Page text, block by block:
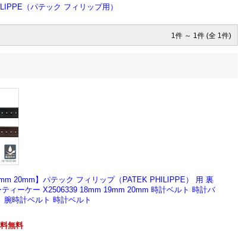
（パテック フィリップ用）
1件 ～ 1件 (全 1件)
20mm】パテック フィリップ（PATEK PHILIPPE） 用 裏
ィーケー X2506339 18mm 19mm 20mm 時計ベルト 時計バ
時計ベルト 時計ベルト
無料